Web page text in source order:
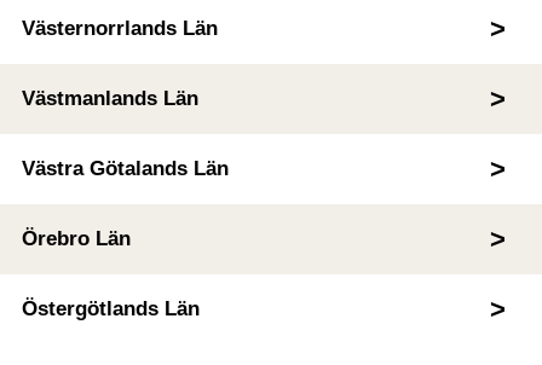
Västernorrlands Län
Västmanlands Län
Västra Götalands Län
Örebro Län
Östergötlands Län